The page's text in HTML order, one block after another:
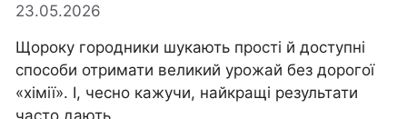
23.05.2026
Щороку городники шукають прості й доступні
способи отримати великий урожай без дорогої
«хімії». І, чесно кажучи, найкращі результати